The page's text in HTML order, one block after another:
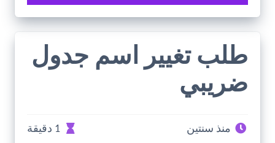
طلب تغيير اسم جدول
ضريبي
منذ سنتين 1 دقيقة